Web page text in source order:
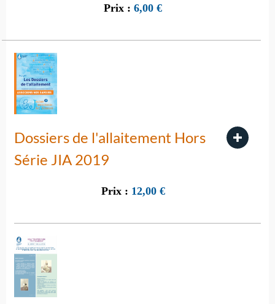
Prix : 6,00 €
Dossiers de l'allaitement Hors
Série JIA 2019
Prix : 12,00 €